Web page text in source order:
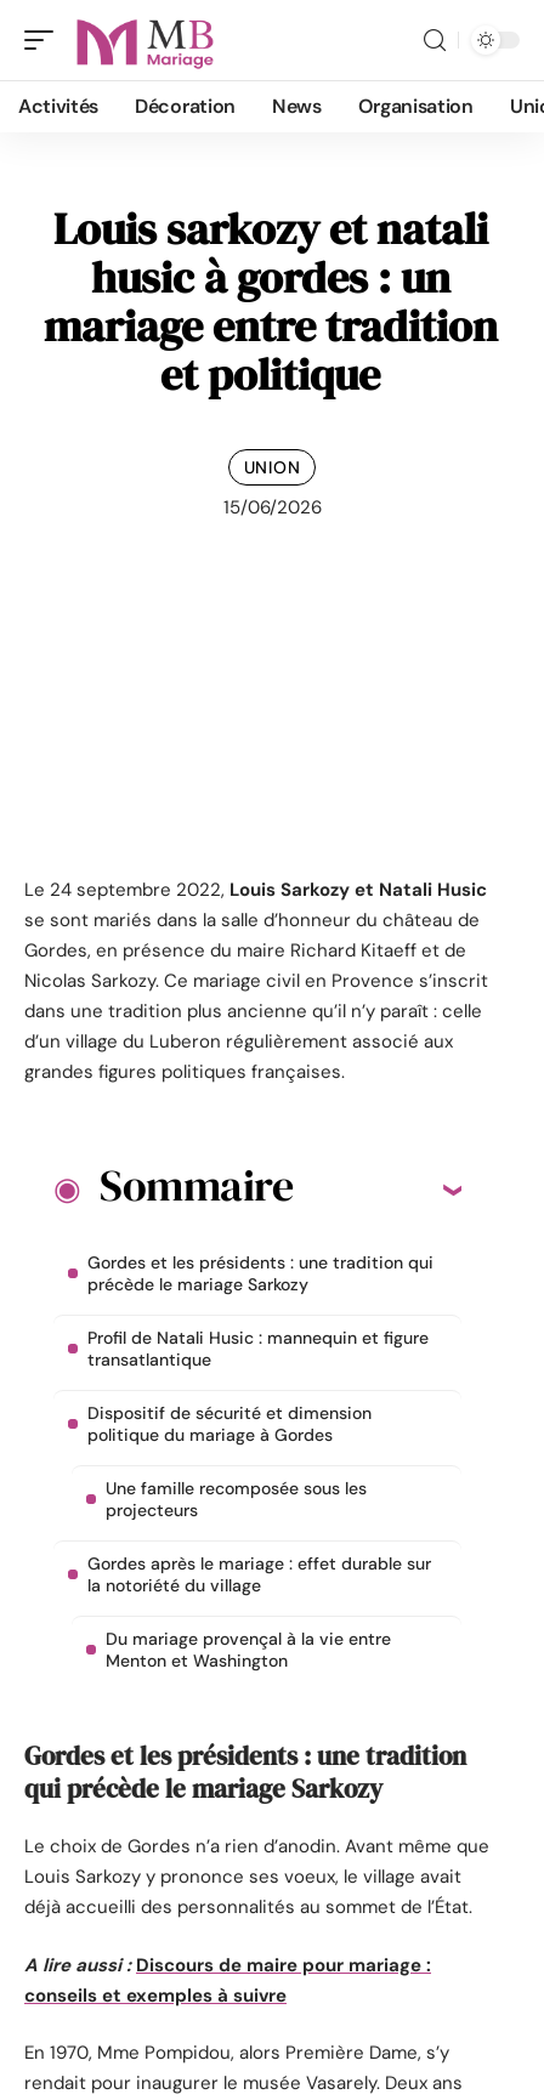
Activités Décoration News Organisation
Louis sarkozy et natali
husic à gordes : un
mariage entre tradition
et politique
UNION
15/06/2026
Le 24 septembre 2022, Louis Sarkozy et Natali Husic
se sont mariés dans la salle d’honneur du château de
Gordes, en présence du maire Richard Kitaeff et de
Nicolas Sarkozy. Ce mariage civil en Provence s’inscrit
dans une tradition plus ancienne qu’il n’y paraît : celle
d’un village du Luberon régulièrement associé aux
grandes figures politiques françaises.
Sommaire
Gordes et les présidents : une tradition qui
précède le mariage Sarkozy
Profil de Natali Husic : mannequin et figure
transatlantique
Dispositif de sécurité et dimension
politique du mariage à Gordes
Une famille recomposée sous les
projecteurs
Gordes après le mariage : effet durable sur
la notoriété du village
Du mariage provençal à la vie entre
Menton et Washington
Gordes et les présidents : une tradition
qui précède le mariage Sarkozy
Le choix de Gordes n’a rien d’anodin. Avant même que
Louis Sarkozy y prononce ses voeux, le village avait
déjà accueilli des personnalités au sommet de l’État.
A lire aussi : Discours de maire pour mariage :
conseils et exemples à suivre
En 1970, Mme Pompidou, alors Première Dame, s’y
rendait pour inaugurer le musée Vasarely. Deux ans